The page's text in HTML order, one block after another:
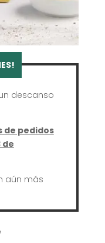
descanso
de pedidos
de
aún más